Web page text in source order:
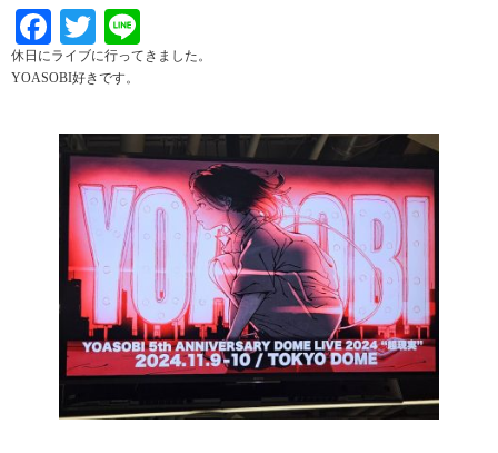
Facebook
Twitter
休日にライブに行ってきました。
YOASOBI好きです。